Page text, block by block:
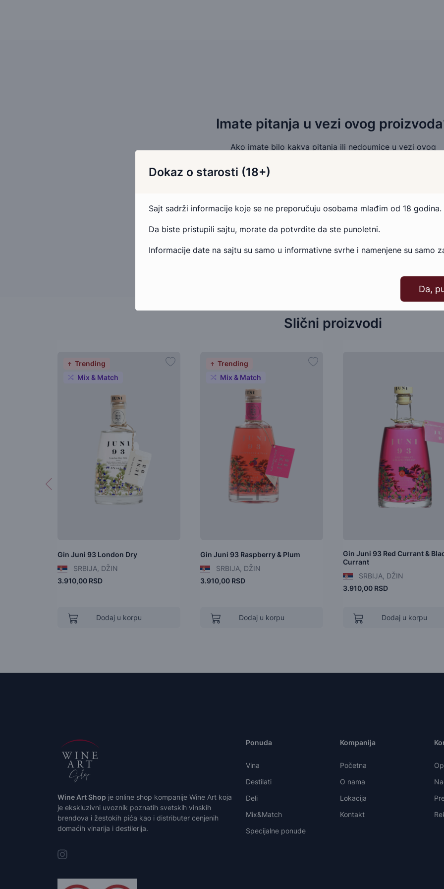
Imate pitanja u vezi ovog
Ako imate bilo kakva pitanja ili nedoumice u vezi ovog
Slični proizvodi
Trending
Mix & Match
Gin Juni 93 London Dry
SRBIJA, DŽIN
3.910,00 RSD
Dodaj u korpu
Trending
Mix & Match
Gin Juni 93 Raspberry & Plum
SRBIJA, DŽIN
3.910,00 RSD
Dodaj u korpu
Gin Juni 93 Red Currant &
Currant
SRBIJA, DŽIN
3.910,00 RSD
Dodaj u korpu
Wine Art Shop je online shop kompanije Wine Art koja
je ekskluzivni uvoznik poznatih svetskih vinskih
brendova i žestokih pića kao i distributer cenjenih
domaćih vinarija i destilerija.
Ponuda
Vina
Destilati
Deli
Mix&Match
Specijalne ponude
Kompanija
Početna
O nama
Lokacija
Kontakt
Dokaz o starosti (18+)
Sajt sadrži informacije koje se ne preporučuju osobama mlađim od 18 godina.
Da biste pristupili sajtu, morate da potvrdite da ste punoletni.
Informacije date na sajtu su samo u informativne svrhe i namenjene su samo
Da,